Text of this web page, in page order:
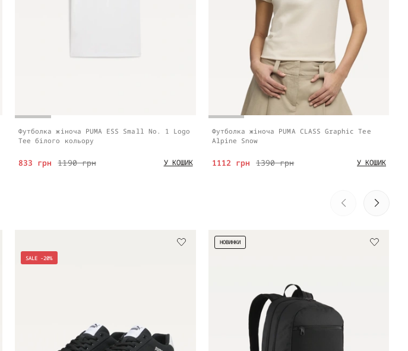
Футболка жіноча PUMA ESS Small No. 1 Logo
Tee білого кольору
1190 грн
833 грн У КОШИК
Футболка жіноча PUMA CLASS Graphic Tee
Alpine Snow
1390 грн
1112 грн У КОШИК
SALE -20%
НОВИНКИ